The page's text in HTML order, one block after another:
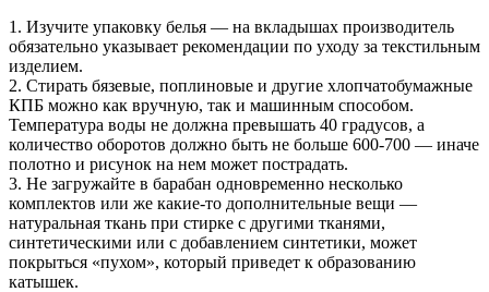
1. Изучите упаковку белья — на вкладышах производитель
обязательно указывает рекомендации по уходу за текстильным
изделием.
2. Стирать бязевые, поплиновые и другие хлопчатобумажные
КПБ можно как вручную, так и машинным способом.
Температура воды не должна превышать 40 градусов, а
количество оборотов должно быть не больше 600-700 — иначе
полотно и рисунок на нем может пострадать.
3. Не загружайте в барабан одновременно несколько
комплектов или же какие-то дополнительные вещи —
натуральная ткань при стирке с другими тканями,
синтетическими или с добавлением синтетики, может
покрыться «пухом», который приведет к образованию
катышек.